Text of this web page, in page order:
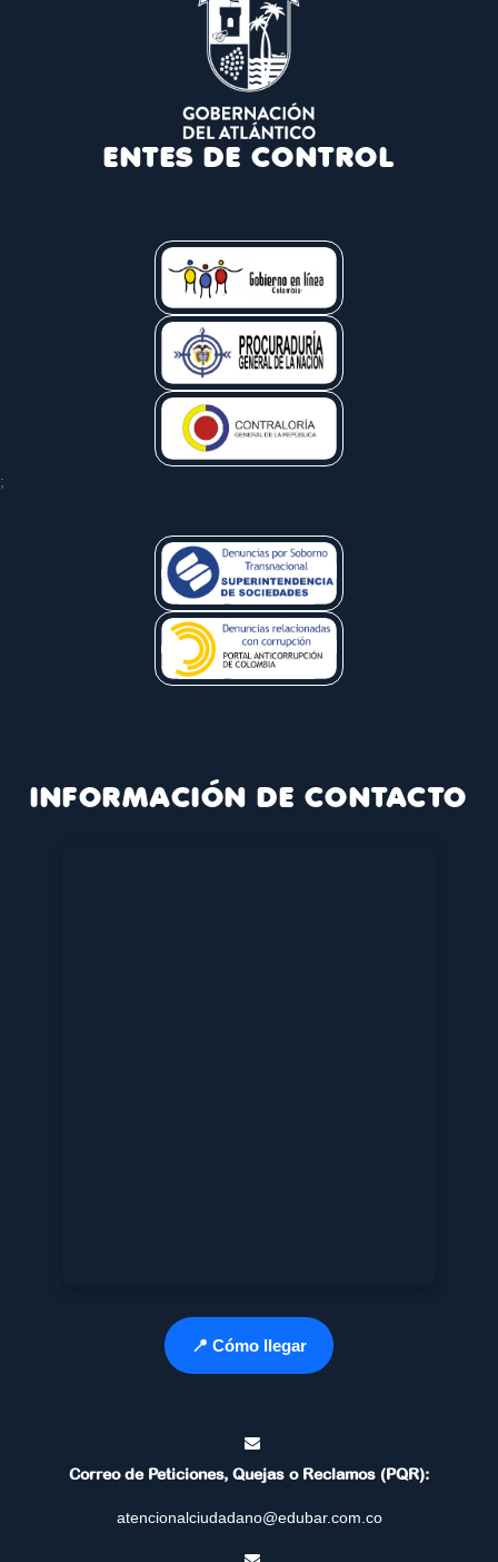
ENTES DE CONTROL
;
INFORMACIÓN DE CONTACTO
📍 Cómo llegar
Correo de Peticiones, Quejas o Reclamos (PQR):
atencionalciudadano@edubar.com.co